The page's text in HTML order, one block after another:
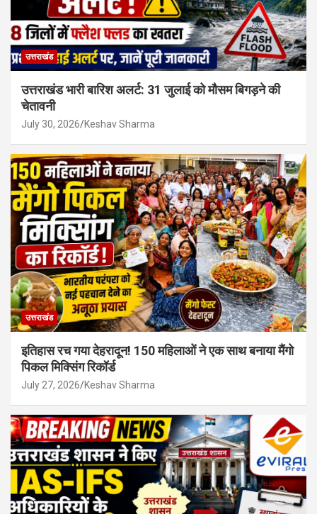
उत्तराखंड
उत्तराखंड भारी बारिश अलर्ट: 31 जुलाई को मौसम बिगड़ने की
चेतावनी
July 30, 2026 Keshav Sharma
उत्तराखंड
इतिहास रच गया देहरादून! 150 महिलाओं ने एक साथ बनाया मैंगो
पिकल मिक्सिंग रिकॉर्ड
July 27, 2026 Keshav Sharma